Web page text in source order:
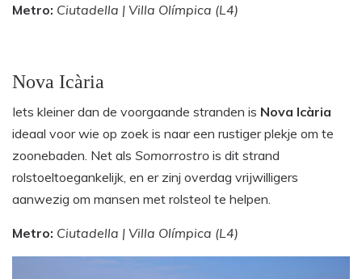
Metro: Ciutadella | Villa Olímpica (L4)
Nova Icària
Iets kleiner dan de voorgaande stranden is Nova Icària
ideaal voor wie op zoek is naar een rustiger plekje om te
zoonebaden. Net als Somorrostro is dit strand
rolstoeltoegankelijk, en er zinj overdag vrijwilligers
aanwezig om mansen met rolsteol te helpen.
Metro: Ciutadella | Villa Olímpica (L4)